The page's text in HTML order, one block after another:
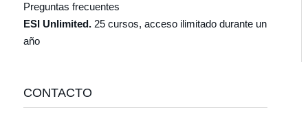
Preguntas frecuentes
ESI Unlimited. 25 cursos, acceso ilimitado durante un
año
CONTACTO